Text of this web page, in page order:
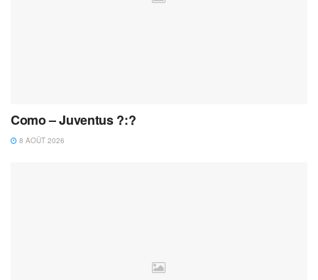
Como – Juventus ?:?
8 AOÛT 2026